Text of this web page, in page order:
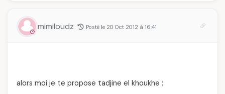
mimiloudz Posté le 20 Oct 2012 à 16:41
alors moi je te propose tadjine el khoukhe :